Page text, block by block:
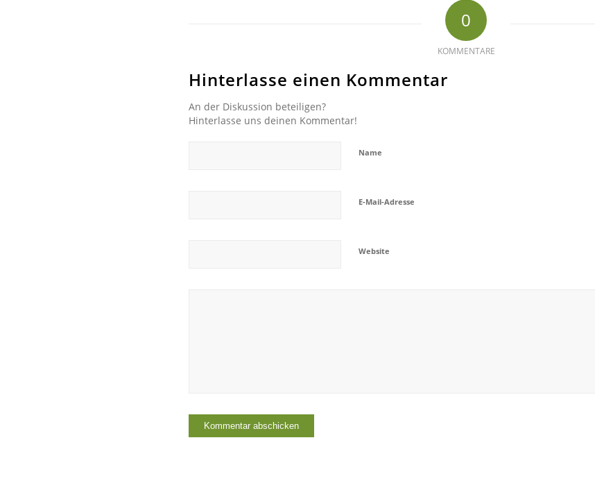
0
KOMMENTARE
Hinterlasse einen Kommentar
An der Diskussion beteiligen?
Hinterlasse uns deinen Kommentar!
Name
E-Mail-Adresse
Website